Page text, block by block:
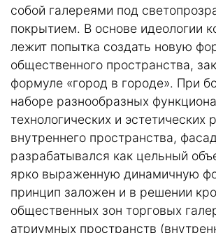
собой галереями под
покрытием. В основе идеологии
лежит попытка создать новую
общественного пространства,
формуле «город в городе». При
наборе разнообразных
технологических и эстетических
внутреннего пространства,
разрабатывался как цельный
ярко выраженную динамичную
принцип заложен и в решении
общественных зон торговых
атриумных пространств